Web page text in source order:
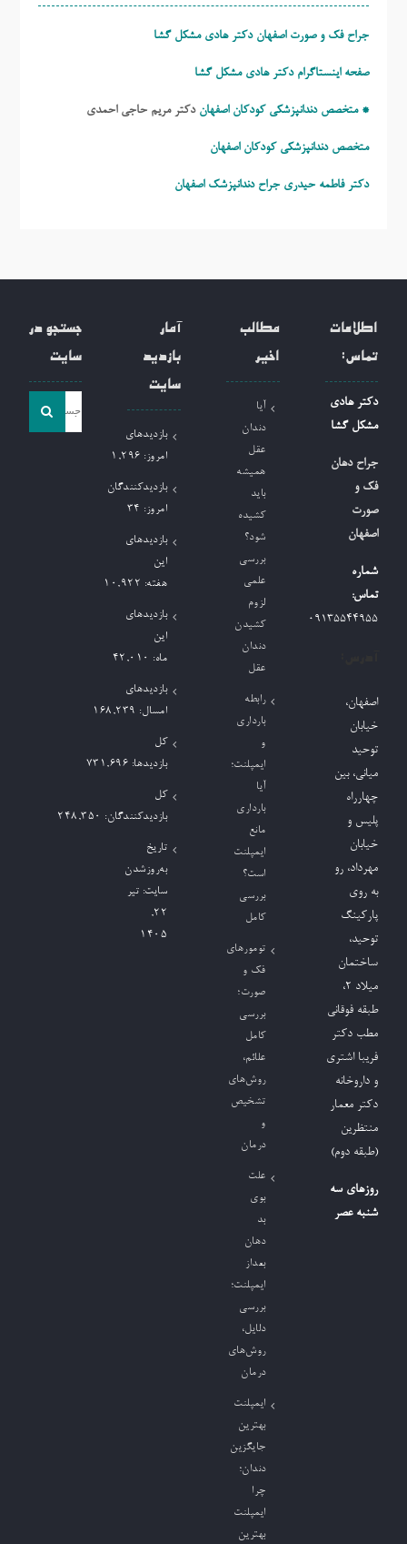
جراح فک و صورت اصفهان دکتر هادی مشکل گشا
صفحه اینستاگرام دکتر هادی مشکل گشا
* متخصص دندانپزشکی کودکان اصفهان دکتر مریم حاجی احمدی
متخصص دندانپزشکی کودکان اصفهان
دکتر فاطمه حیدری جراح دندانپزشک اصفهان
اطلاعات
تماس:
دکتر هادی
مشکل گشا
جراح دهان
فک و
صورت
اصفهان
شماره
تماس:
09135544955
اصفهان،
خیابان
توحید
میانی، بین
چهارراه
پلیس و
خیابان
مهرداد، رو
به روی
پارکینگ
توحید،
ساختمان
میلاد ٢،
طبقه فوقانی
مطب دکتر
فریبا اشتری
و داروخانه
دکتر معمار
منتظرین
(طبقه دوم)
روزهای سه
شنبه عصر
مطالب
اخیر
آیا
دندان
عقل
همیشه
باید
کشیده
شود؟
بررسی
علمی
لزوم
کشیدن
دندان
عقل
رابطه
بارداری
و
ایمپلنت؛
آیا
بارداری
مانع
ایمپلنت
است؟
بررسی
کامل
تومورهای
فک و
صورت؛
بررسی
کامل
علائم،
روش‌های
تشخیص
و
درمان
علت
بوی
بد
دهان
بعداز
ایمپلنت؛
بررسی
دلایل،
روش‌های
درمان
ایمپلنت
بهترین
جایگزین
دندان؛
چرا
ایمپلنت
بهترین
آمار
بازدید
سایت
بازدیدهای
امروز: 1,296
بازدیدکنندگان
امروز: 34
بازدیدهای
این
هفته: 10,922
بازدیدهای
این
ماه: 42,010
بازدیدهای
امسال: 168,239
کل
بازدیدها: 731,696
کل
بازدیدکنند‌گان: 248,350
تاریخ
به‌روزشدن
سایت: تیر
۲۲,
۱۴۰۵
جستجو در
سایت